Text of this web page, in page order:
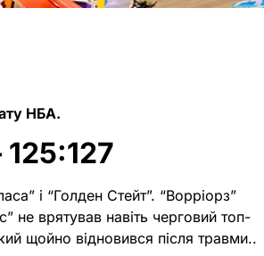
НБА.
і “Голден Стейт”. “Ворріорз”
не врятував навіть черговий топ-
щойно відновився після травми..